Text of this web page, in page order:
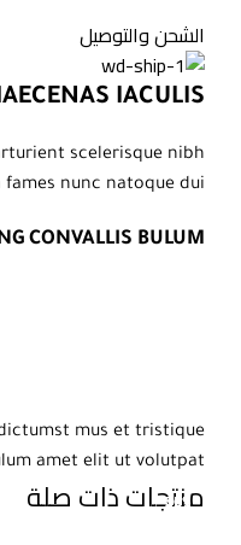
الشحن والتوصيل
IACULIS
scelerisque nibh
nunc natoque dui.
CONVALLIS BULUM
mus et tristique
amet elit ut volutpat.
منتجات ذات صلة
-30%
-42%
-30%
-30%
-30%
-30%
-55%
-30%